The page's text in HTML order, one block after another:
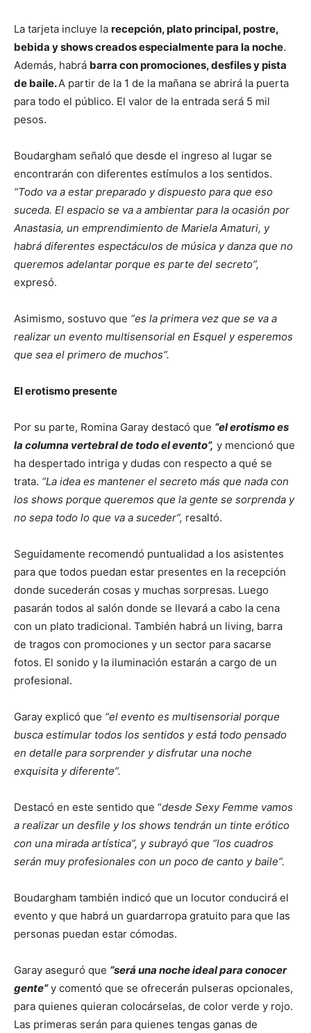
La tarjeta incluye la recepción, plato principal, postre,
bebida y shows creados especialmente para la noche.
Además, habrá barra con promociones, desfiles y pista
de baile.A partir de la 1 de la mañana se abrirá la puerta
para todo el público. El valor de la entrada será 5 mil
pesos.
Boudargham señaló que desde el ingreso al lugar se
encontrarán con diferentes estímulos a los sentidos.
“Todo va a estar preparado y dispuesto para que eso
suceda. El espacio se va a ambientar para la ocasión por
Anastasia, un emprendimiento de Mariela Amaturi, y
habrá diferentes espectáculos de música y danza que no
queremos adelantar porque es parte del secreto”,
expresó.
Asimismo, sostuvo que “es la primera vez que se va a
realizar un evento multisensorial en Esquel y esperemos
que sea el primero de muchos”.
El erotismo presente
Por su parte, Romina Garay destacó que “el erotismo es
la columna vertebral de todo el evento”, y mencionó que
ha despertado intriga y dudas con respecto a qué se
trata. “La idea es mantener el secreto más que nada con
los shows porque queremos que la gente se sorprenda y
no sepa todo lo que va a suceder”, resaltó.
Seguidamente recomendó puntualidad a los asistentes
para que todos puedan estar presentes en la recepción
donde sucederán cosas y muchas sorpresas. Luego
pasarán todos al salón donde se llevará a cabo la cena
con un plato tradicional. También habrá un living, barra
de tragos con promociones y un sector para sacarse
fotos. El sonido y la iluminación estarán a cargo de un
profesional.
Garay explicó que “el evento es multisensorial porque
busca estimular todos los sentidos y está todo pensado
en detalle para sorprender y disfrutar una noche
exquisita y diferente”.
Destacó en este sentido que “desde Sexy Femme vamos
a realizar un desfile y los shows tendrán un tinte erótico
con una mirada artística”, y subrayó que “los cuadros
serán muy profesionales con un poco de canto y baile”.
Boudargham también indicó que un locutor conducirá el
evento y que habrá un guardarropa gratuito para que las
personas puedan estar cómodas.
Garay aseguró que “será una noche ideal para conocer
gente”y comentó que se ofrecerán pulseras opcionales,
para quienes quieran colocárselas, de color verde y rojo.
Las primeras serán para quienes tengas ganas de